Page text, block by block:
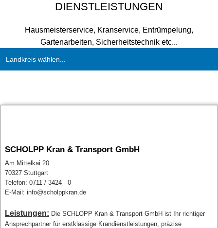
DIENSTLEISTUNGEN
Hausmeisterservice, Kranservice, Entrümpelung,
Gartenarbeiten, Sicherheitstechnik etc...
Landkreis wählen...
SCHOLPP Kran & Transport GmbH
Am Mittelkai 20
70327 Stuttgart
Telefon: 0711 / 3424 - 0
E-Mail: info@scholppkran.de
Leistungen: Die SCHLOPP Kran & Transport GmbH ist Ihr richtiger
Ansprechpartner für erstklassige Krandienstleistungen, präzise